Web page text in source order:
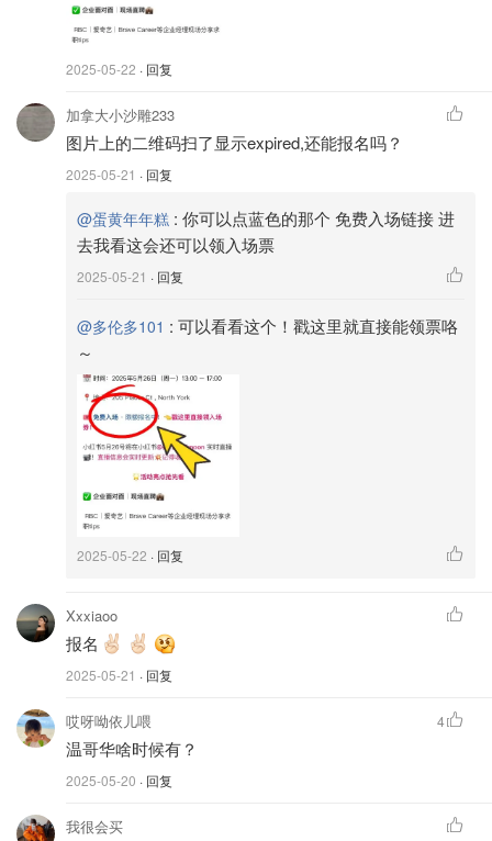
2025-05-22 · 回复
加拿大小沙雕233
图片上的二维码扫了显示expired,还能报名吗？
2025-05-21 · 回复
@蛋黄年年糕 : 你可以点蓝色的那个 免费入场链接 进
去我看这会还可以领入场票
2025-05-21 · 回复
@多伦多101 : 可以看看这个！戳这里就直接能领票咯
～
2025-05-22 · 回复
Xxxiaoo
报名
2025-05-21 · 回复
哎呀呦依儿喂
温哥华啥时候有？
2025-05-20 · 回复
4
我很会买